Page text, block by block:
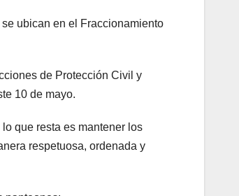
ubican en el Fraccionamiento
de Protección Civil y
10 de mayo.
que resta es mantener los
respetuosa, ordenada y